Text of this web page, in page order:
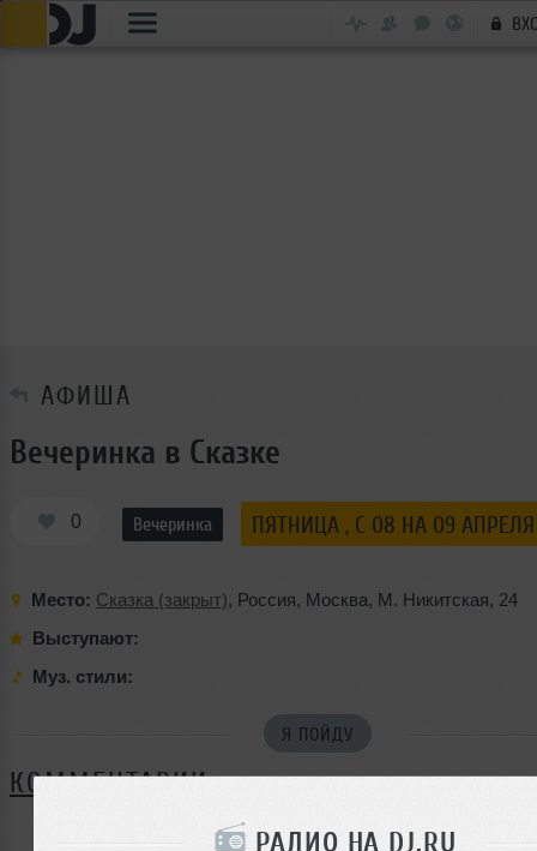
РАДИО НА DJ.RU
АФИША
Вечеринка в Сказке
0 Вечеринка ПЯТНИЦА , C 08 НА 09
Место: Сказка (закрыт), Россия, Москва, М. Никитская, 24
Выступают:
Муз. стили:
Я ПОЙДУ
КОММЕНТАРИИ